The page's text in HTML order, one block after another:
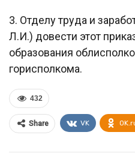
3. Отделу труда и
Л.И.) довести этот
образования
горисполкома.
432
Share VK